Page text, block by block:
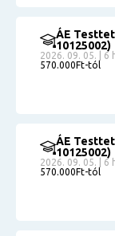
ÁE
10125002)
2026. 09. 05. | 6
570.000Ft-tól
ÁE
10125002)
2026. 09. 05. | 6
570.000Ft-tól